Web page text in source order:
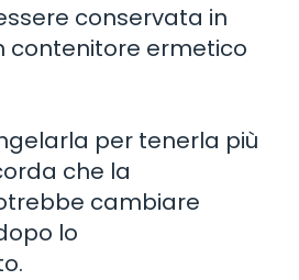
conservata in
contenitore ermetico
per tenerla più
che la
cambiare
lo